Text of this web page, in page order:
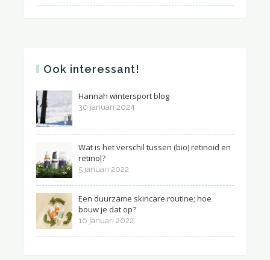
Ook interessant!
Hannah wintersport blog
30 januari 2024
Wat is het verschil tussen (bio) retinoid en
retinol?
5 januari 2022
Een duurzame skincare routine; hoe
bouw je dat op?
16 januari 2022